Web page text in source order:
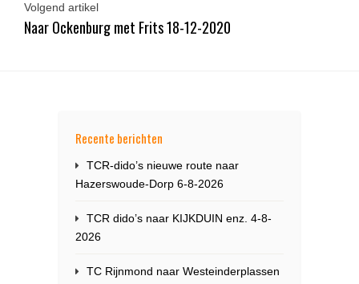
Volgend artikel
Naar Ockenburg met Frits 18-12-2020
Recente berichten
TCR-dido’s nieuwe route naar
Hazerswoude-Dorp 6-8-2026
TCR dido’s naar KIJKDUIN enz. 4-8-
2026
TC Rijnmond naar Westeinderplassen